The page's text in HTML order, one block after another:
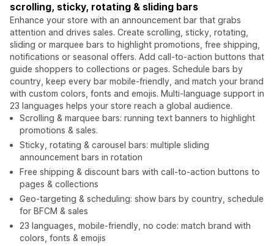
scrolling, sticky, rotating & sliding bars
Enhance your store with an announcement bar that grabs
attention and drives sales. Create scrolling, sticky, rotating,
sliding or marquee bars to highlight promotions, free shipping,
notifications or seasonal offers. Add call-to-action buttons that
guide shoppers to collections or pages. Schedule bars by
country, keep every bar mobile-friendly, and match your brand
with custom colors, fonts and emojis. Multi-language support in
23 languages helps your store reach a global audience.
Scrolling & marquee bars: running text banners to highlight
promotions & sales.
Sticky, rotating & carousel bars: multiple sliding
announcement bars in rotation
Free shipping & discount bars with call-to-action buttons to
pages & collections
Geo-targeting & scheduling: show bars by country, schedule
for BFCM & sales
23 languages, mobile-friendly, no code: match brand with
colors, fonts & emojis